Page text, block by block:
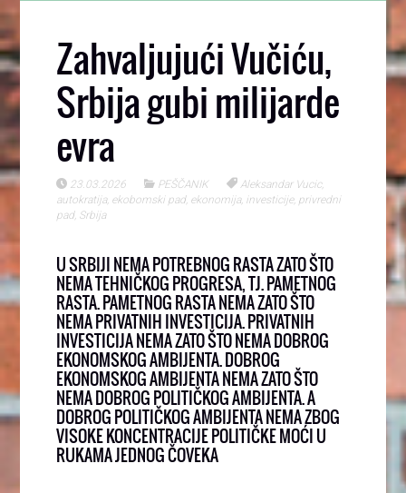
Zahvaljujući Vučiću,
Srbija gubi milijarde
evra
23.03.2026 PEŠČANIK Aleksandar Vucic,
autokratija, ekobomski pad, ekonomija, investicije, privredni
pad, Srbija
U SRBIJI NEMA POTREBNOG RASTA ZATO ŠTO
NEMA TEHNIČKOG PROGRESA, TJ. PAMETNOG
RASTA. PAMETNOG RASTA NEMA ZATO ŠTO
NEMA PRIVATNIH INVESTICIJA. PRIVATNIH
INVESTICIJA NEMA ZATO ŠTO NEMA DOBROG
EKONOMSKOG AMBIJENTA. DOBROG
EKONOMSKOG AMBIJENTA NEMA ZATO ŠTO
NEMA DOBROG POLITIČKOG AMBIJENTA. A
DOBROG POLITIČKOG AMBIJENTA NEMA ZBOG
VISOKE KONCENTRACIJE POLITIČKE MOĆI U
RUKAMA JEDNOG ČOVEKA